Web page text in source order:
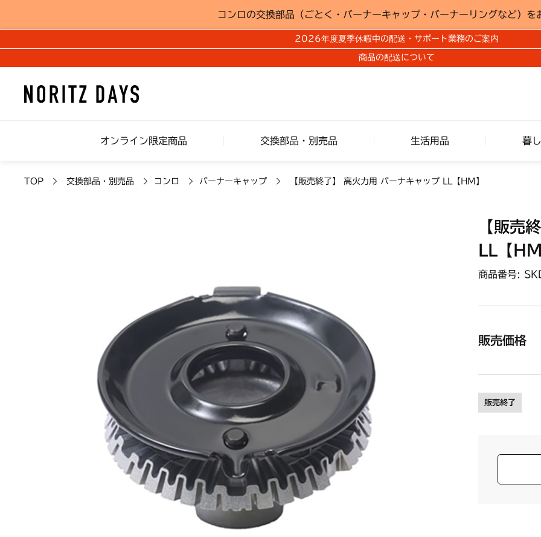
コンロの交換部品（ごとく・バーナーキャップ・バーナーリングなど）を
2026年度夏季休暇中の配送・サポート業務のご案内
商品の配送について
オンライン限定商品 交換部品・別売品 生活用品 暮
TOP 交換部品・別売品 コンロ バーナーキャップ 【販売終了】 高火力用 バーナキャップ LL【HM】
【販売
LL【HM
商品番号:
販売価格
販売終了